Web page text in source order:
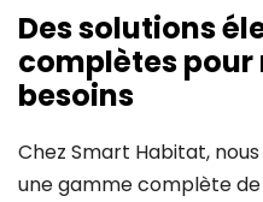
Des solutions
complètes pour
besoins
Chez Smart Habitat,
une gamme complète